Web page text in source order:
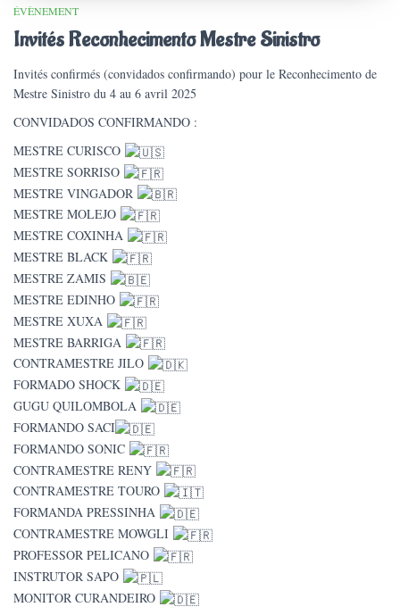
ÉVÈNEMENT
Invités Reconhecimento Mestre Sinistro
Invités confirmés (convidados confirmando) pour le Reconhecimento de
Mestre Sinistro du 4 au 6 avril 2025
CONVIDADOS CONFIRMANDO :
MESTRE CURISCO
MESTRE SORRISO
MESTRE VINGADOR
MESTRE MOLEJO
MESTRE COXINHA
MESTRE BLACK
MESTRE ZAMIS
MESTRE EDINHO
MESTRE XUXA
MESTRE BARRIGA
CONTRAMESTRE JILO
FORMADO SHOCK
GUGU QUILOMBOLA
FORMANDO SACI
FORMANDO SONIC
CONTRAMESTRE RENY
CONTRAMESTRE TOURO
FORMANDA PRESSINHA
CONTRAMESTRE MOWGLI
PROFESSOR PELICANO
INSTRUTOR SAPO
MONITOR CURANDEIRO